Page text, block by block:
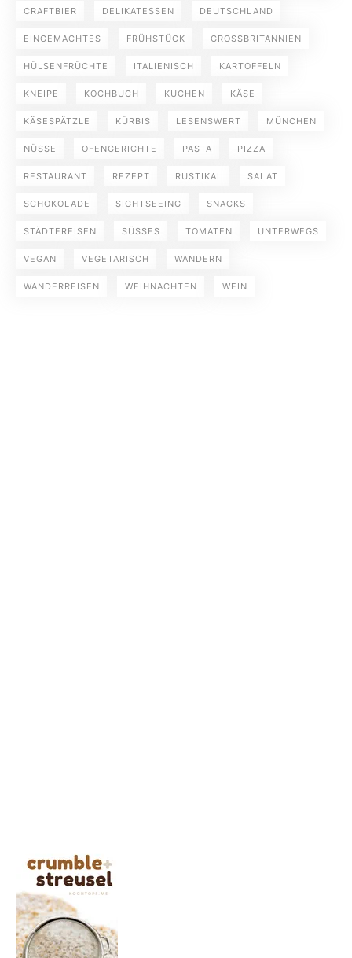
CRAFTBIER DELIKATESSEN DEUTSCHLAND
EINGEMACHTES FRÜHSTÜCK GROSSBRITANNIEN
HÜLSENFRÜCHTE ITALIENISCH KARTOFFELN
KNEIPE KOCHBUCH KUCHEN KÄSE
KÄSESPÄTZLE KÜRBIS LESENSWERT MÜNCHEN
NÜSSE OFENGERICHTE PASTA PIZZA
RESTAURANT REZEPT RUSTIKAL SALAT
SCHOKOLADE SIGHTSEEING SNACKS
STÄDTEREISEN SÜSSES TOMATEN UNTERWEGS
VEGAN VEGETARISCH WANDERN
WANDERREISEN WEIHNACHTEN WEIN